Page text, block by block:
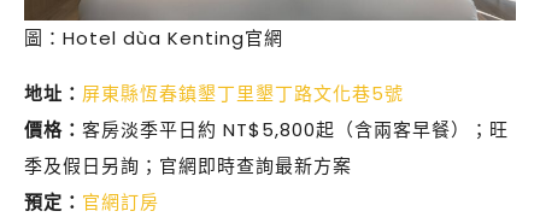
圖：Hotel dùa Kenting官網
地址： 屏東縣恆春鎮墾丁里墾丁路文化巷5號
價格： 客房淡季平日約 NT$5,800起（含兩客早餐）；旺
季及假日另詢；官網即時查詢最新方案
預定： 官網訂房